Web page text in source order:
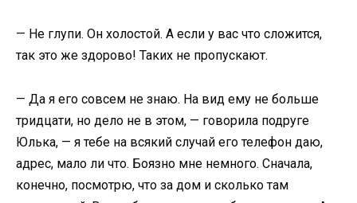
— Не глупи. Он холостой. А если у вас что сложится,
так это же здорово! Таких не пропускают.
— Да я его совсем не знаю. На вид ему не больше
тридцати, но дело не в этом, — говорила подруге
Юлька, — я тебе на всякий случай его телефон даю,
адрес, мало ли что. Боязно мне немного. Сначала,
конечно, посмотрю, что за дом и сколько там